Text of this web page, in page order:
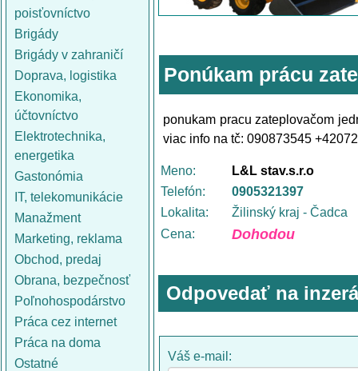
poisťovníctvo
Brigády
Brigády v zahraničí
Doprava, logistika
Ekonomika,
účtovníctvo
Elektrotechnika,
energetika
Gastonómia
IT, telekomunikácie
Manažment
Marketing, reklama
Obchod, predaj
Obrana, bezpečnosť
Poľnohospodárstvo
Práca cez internet
Práca na doma
Ostatné
Ponúkam prácu
ponukam pracu zateplovačom
viac info na tč: 090873545
Meno:
L&L stav.s.r.o
Telefón:
0905321397
Lokalita:
Žilinský kraj - Čadca
Cena:
Dohodou
Odpovedať na
Váš e-mail: